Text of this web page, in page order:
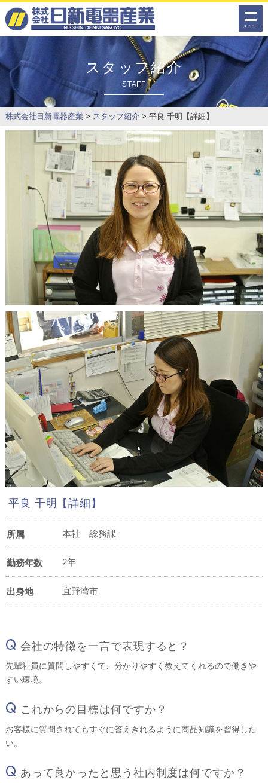
メニュー
スタッフ紹介
STAFF
株式会社日新電器産業 > スタッフ紹介 > 平良 千明【詳細】
平良 千明【詳細】
所属 本社 総務課
勤務年数 2年
出身地 宜野湾市
Q 会社の特徴を一言で表現すると？
先輩社員に質問しやすくて、分かりやすく教えてくれるので働きや
すい環境。
Q これからの目標は何ですか？
お客様に質問されてもすぐに答えきれるように商品知識を習得した
い。
Q あって良かったと思う社内制度は何ですか？